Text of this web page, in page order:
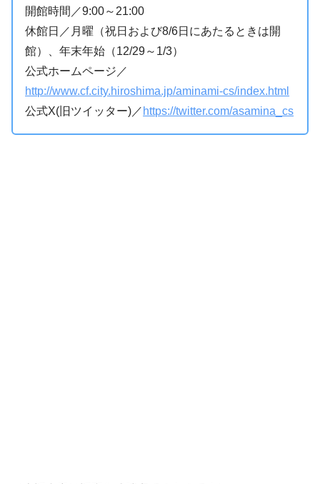
開館時間／9:00～21:00
休館日／月曜（祝日および8/6日にあたるときは開
館）、年末年始（12/29～1/3）
公式ホームページ／
http://www.cf.city.hiroshima.jp/aminami-cs/index.html
公式X(旧ツイッター)／ https://twitter.com/asamina_cs